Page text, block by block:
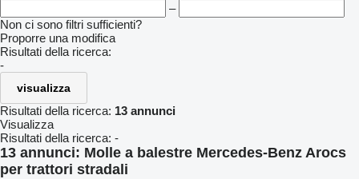
–
Non ci sono filtri sufficienti?
Proporre una modifica
Risultati della ricerca:
-
visualizza
Risultati della ricerca: 13 annunci
Visualizza
Risultati della ricerca: -
13 annunci: Molle a balestre Mercedes-Benz Arocs
per trattori stradali